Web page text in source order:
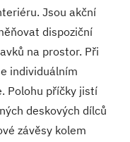
Jsou akční
dispoziční
na prostor. Při
individuálním
Polohu příčky jistí
deskových dílců
závěsy kolem